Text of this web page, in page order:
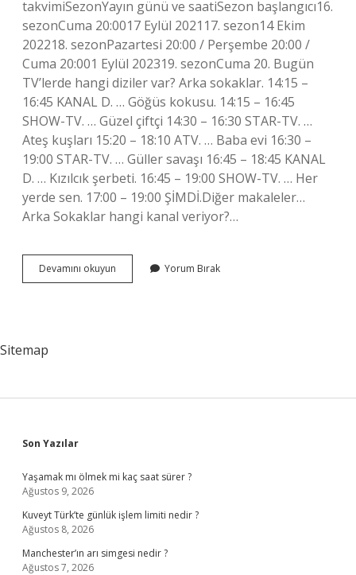
takvimiSezonYayın günü ve saatiSezon başlangıcı16.
sezonCuma 20:0017 Eylül 202117. sezon14 Ekim
202218. sezonPazartesi 20:00 / Perşembe 20:00 /
Cuma 20:001 Eylül 202319. sezonCuma 20. Bugün
TV’lerde hangi diziler var? Arka sokaklar. 14:15 –
16:45 KANAL D. … Göğüs kokusu. 14:15 – 16:45
SHOW-TV. … Güzel çiftçi 14:30 – 16:30 STAR-TV. …
Ateş kuşları 15:20 – 18:10 ATV. … Baba evi 16:30 –
19:00 STAR-TV. … Güller savaşı 16:45 – 18:45 KANAL
D. … Kızılcık şerbeti. 16:45 – 19:00 SHOW-TV. … Her
yerde sen. 17:00 – 19:00 ŞİMDİ.Diğer makaleler…
Arka Sokaklar hangi kanal veriyor?…
Devamını okuyun
Akşam
Yorum Bırak
Sitemap
Sidebar
Son Yazılar
Yaşamak mı ölmek mi kaç saat sürer ?
Ağustos 9, 2026
Kuveyt Türk’te günlük işlem limiti nedir ?
Ağustos 8, 2026
Manchester’ın arı simgesi nedir ?
Ağustos 7, 2026